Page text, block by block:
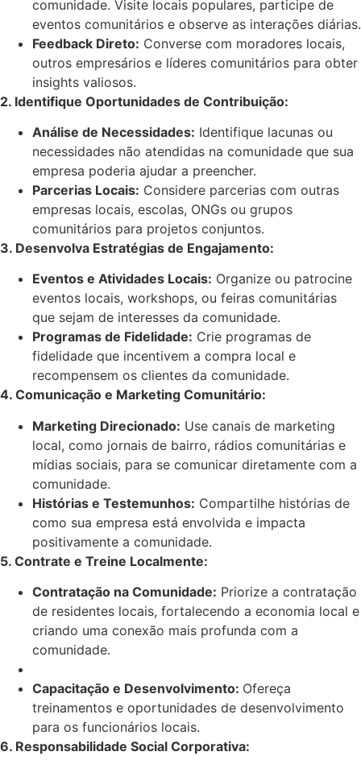
comunidade. Visite locais populares, participe de
eventos comunitários e observe as interações diárias.
Feedback Direto: Converse com moradores locais,
outros empresários e líderes comunitários para obter
insights valiosos.
2. Identifique Oportunidades de Contribuição:
Análise de Necessidades: Identifique lacunas ou
necessidades não atendidas na comunidade que sua
empresa poderia ajudar a preencher.
Parcerias Locais: Considere parcerias com outras
empresas locais, escolas, ONGs ou grupos
comunitários para projetos conjuntos.
3. Desenvolva Estratégias de Engajamento:
Eventos e Atividades Locais: Organize ou patrocine
eventos locais, workshops, ou feiras comunitárias
que sejam de interesses da comunidade.
Programas de Fidelidade: Crie programas de
fidelidade que incentivem a compra local e
recompensem os clientes da comunidade.
4. Comunicação e Marketing Comunitário:
Marketing Direcionado: Use canais de marketing
local, como jornais de bairro, rádios comunitárias e
mídias sociais, para se comunicar diretamente com a
comunidade.
Histórias e Testemunhos: Compartilhe histórias de
como sua empresa está envolvida e impacta
positivamente a comunidade.
5. Contrate e Treine Localmente:
Contratação na Comunidade: Priorize a contratação
de residentes locais, fortalecendo a economia local e
criando uma conexão mais profunda com a
comunidade.
Capacitação e Desenvolvimento: Ofereça
treinamentos e oportunidades de desenvolvimento
para os funcionários locais.
6. Responsabilidade Social Corporativa: